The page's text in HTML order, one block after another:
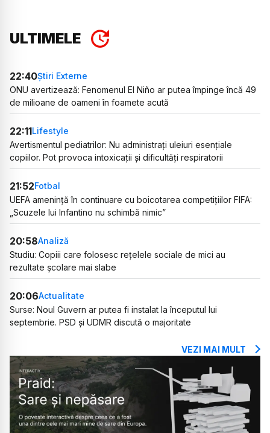
ULTIMELE
22:40Știri Externe
ONU avertizează: Fenomenul El Niño ar putea împinge încă 49
de milioane de oameni în foamete acută
22:11Lifestyle
Avertismentul pediatrilor: Nu administrați uleiuri esențiale
copiilor. Pot provoca intoxicații și dificultăți respiratorii
21:52Fotbal
UEFA amenință în continuare cu boicotarea competițiilor FIFA:
„Scuzele lui Infantino nu schimbă nimic”
20:58Analiză
Studiu: Copiii care folosesc rețelele sociale de mici au
rezultate școlare mai slabe
20:06Actualitate
Surse: Noul Guvern ar putea fi instalat la începutul lui
septembrie. PSD și UDMR discută o majoritate
VEZI MAI MULT